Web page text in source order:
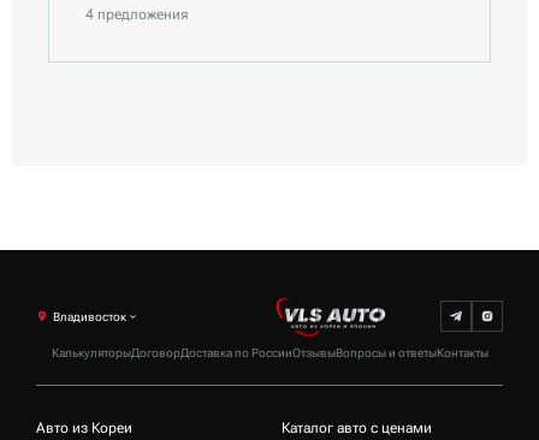
4 предложения
КалькуляторыДоговорДоставка по РоссииОтзывыВопросы и ответыКонтакты
Владивосток
Авто из Кореи Каталог авто с ценами